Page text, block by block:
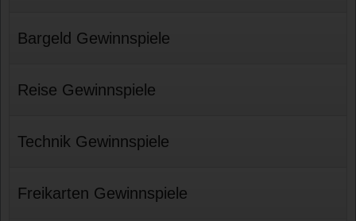
Bargeld Gewinnspiele
Reise Gewinnspiele
Technik Gewinnspiele
Freikarten Gewinnspiele